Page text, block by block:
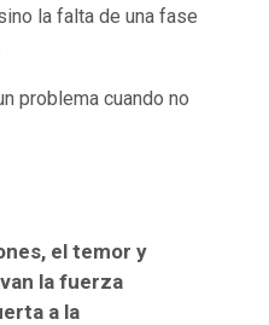
la falta de una fase
problema cuando no
el temor y
la fuerza
a la